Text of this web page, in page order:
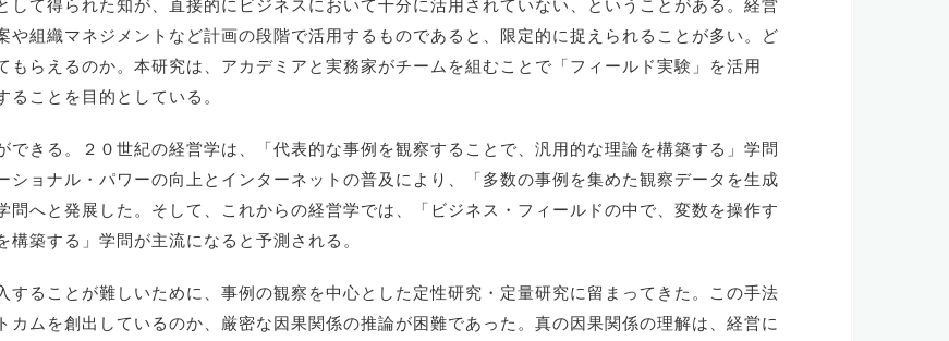
て得られた知が、直接的にビジネスにおいて十分に活用されていない、ということがある。経営
組織マネジメントなど計画の段階で活用するものであると、限定的に捉えられることが多い。ど
らえるのか。本研究は、アカデミアと実務家がチームを組むことで「フィールド実験」を活用
ことを目的としている。
きる。２０世紀の経営学は、「代表的な事例を観察することで、汎用的な理論を構築する」学問
ョナル・パワーの向上とインターネットの普及により、「多数の事例を集めた観察データを生成
へと発展した。そして、これからの経営学では、「ビジネス・フィールドの中で、変数を操作す
築する」学問が主流になると予測される。
ることが難しいために、事例の観察を中心とした定性研究・定量研究に留まってきた。この手法
ムを創出しているのか、厳密な因果関係の推論が困難であった。真の因果関係の理解は、経営に